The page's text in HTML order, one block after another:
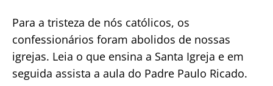
Para a tristeza de nós católicos, os
confessionários foram abolidos de nossas
igrejas. Leia o que ensina a Santa Igreja e em
seguida assista a aula do Padre Paulo Ricado.